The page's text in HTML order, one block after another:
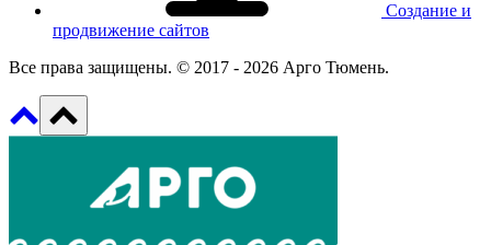
Создание и
продвижение сайтов
Все права защищены. © 2017 - 2026 Арго Тюмень.